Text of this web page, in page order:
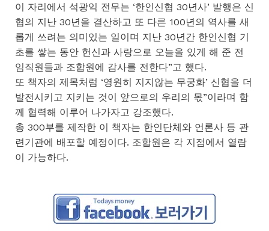
이 자리에서 석광익 전무는 ‘한인신협 30년사’ 발행은 신
협의 지난 30년을 결산하고 또 다른 100년의 역사를 새
롭게 쓰려는 의미있는 일이며 지난 30년간 한인신협 기
초를 쌓는 동안 헌신과 사랑으로 오늘을 있게 해 준 전
임직원들과 조합원에 감사를 전한다”고 했다.
또 책자의 제목처럼 ‘영원히 지지않는 무궁화’ 신협을 더
발전시키고 지키는 것이 앞으로의 우리의 몫”이라며 함
께 협력해 이루어 나가자고 강조했다.
총 300부를 제작한 이 책자는 한인단체와 언론사 등 관
련기관에 배포할 예정이다. 조합원은 각 지점에서 열람
이 가능하다.